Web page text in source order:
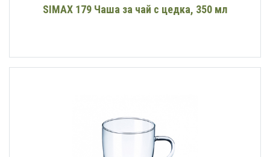
SIMAX 179 Чаша за чай с цедка, 350 мл